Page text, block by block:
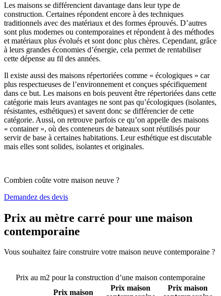
Les maisons se différencient davantage dans leur type de
construction. Certaines répondent encore à des techniques
traditionnels avec des matériaux et des formes éprouvés. D’autres
sont plus modernes ou contemporaines et répondent à des méthodes
et matériaux plus évolués et sont donc plus chères. Cependant, grâce
à leurs grandes économies d’énergie, cela permet de rentabiliser
cette dépense au fil des années.
Il existe aussi des maisons répertoriées comme « écologiques » car
plus respectueuses de l’environnement et conçues spécifiquement
dans ce but. Les maisons en bois peuvent être répertoriées dans cette
catégorie mais leurs avantages ne sont pas qu’écologiques (isolantes,
résistantes, esthétiques) et savent donc se différencier de cette
catégorie. Aussi, on retrouve parfois ce qu’on appelle des maisons
« container », où des conteneurs de bateaux sont réutilisés pour
servir de base à certaines habitations. Leur esthétique est discutable
mais elles sont solides, isolantes et originales.
Combien coûte votre maison neuve ?
Demandez des devis
Prix au mètre carré pour une maison
contemporaine
Vous souhaitez faire construire votre maison neuve contemporaine ?
Prix au m2 pour la construction d’une maison contemporaine
Prix maison
Prix maison
Prix maison